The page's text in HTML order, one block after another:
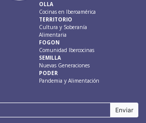
OLLA
Cocinas en Iberoamérica
TERRITORIO
Cultura y Soberanía
Alimentaria
FOGON
Comunidad Ibercocinas
SEMILLA
Nuevas Generaciones
PODER
Pandemia y Alimentación